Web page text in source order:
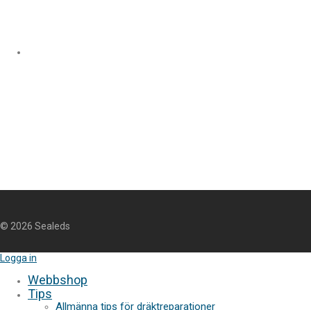
© 2026 Sealeds
Logga in
Webbshop
Tips
Allmänna tips för dräktreparationer